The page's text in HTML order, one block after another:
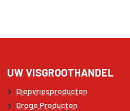
UW VISGROOTHANDEL
Diepvriesproducten
Droge Producten